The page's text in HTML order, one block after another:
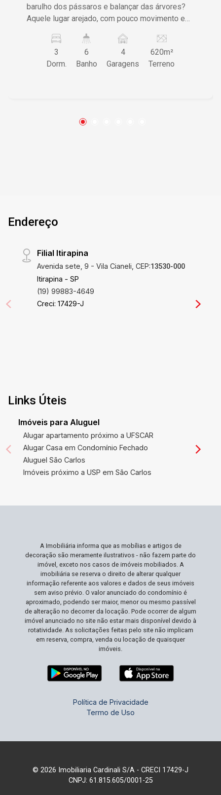
barulho dos pássaros e balançar das árvores?
Aquele lugar arejado, com pouco movimento e
vai encontrar nessa charmosa casa ; sao 372
metros de construção , sendo 03 suites
repletas de armarios , ar condicionado , sendo
modulada com uma ilha sensacional, area
3
Dorm.
6
Banho
4
Garagens
620m²
Terreno
Endereço
Filial Itirapina
Avenida sete, 9 - Vila Cianeli, CEP:13530-000
Itirapina - SP
(19) 99883-4649
Creci: 17429-J
Links Úteis
Imóveis para Aluguel
Alugar apartamento próximo a UFSCAR
Alugar Casa em Condomínio Fechado
Aluguel São Carlos
Imóveis próximo a USP em São Carlos
A Imobiliária informa que as mobílias e artigos de
decoração são meramente ilustrativos - não fazem parte do
imóvel, exceto nos casos de imóveis mobiliados. A
imobiliária se reserva o direito de alterar qualquer
informação referente aos valores e dados de seus imóveis
sem aviso prévio. O valor anunciado do condomínio é
aproximado, podendo ser maior, menor ou mesmo passível
de alteração no decorrer da locação. Pode ocorrer de algum
imóvel anunciado no site não estar mais disponível devido à
rotatividade. As solicitações feitas pelo site não implicam
em reserva, compra, venda ou locação de quaisquer
imóveis.
Política de Privacidade
Termo de Uso
© 2026 Imobiliaria Cardinali S/A - CRECI 17429-J
CNPJ: 61.815.605/0001-25